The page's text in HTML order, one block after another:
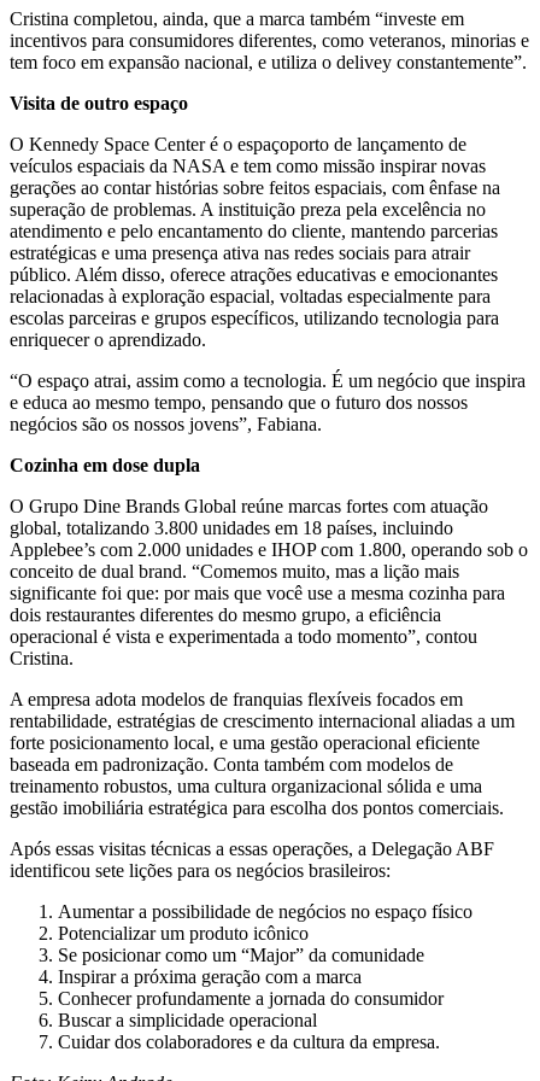
Cristina completou, ainda, que a marca também “investe em
incentivos para consumidores diferentes, como veteranos, minorias e
tem foco em expansão nacional, e utiliza o delivey constantemente”.
Visita de outro espaço
O Kennedy Space Center é o espaçoporto de lançamento de
veículos espaciais da NASA e tem como missão inspirar novas
gerações ao contar histórias sobre feitos espaciais, com ênfase na
superação de problemas. A instituição preza pela excelência no
atendimento e pelo encantamento do cliente, mantendo parcerias
estratégicas e uma presença ativa nas redes sociais para atrair
público. Além disso, oferece atrações educativas e emocionantes
relacionadas à exploração espacial, voltadas especialmente para
escolas parceiras e grupos específicos, utilizando tecnologia para
enriquecer o aprendizado.
“O espaço atrai, assim como a tecnologia. É um negócio que inspira
e educa ao mesmo tempo, pensando que o futuro dos nossos
negócios são os nossos jovens”, Fabiana.
Cozinha em dose dupla
O Grupo Dine Brands Global reúne marcas fortes com atuação
global, totalizando 3.800 unidades em 18 países, incluindo
Applebee’s com 2.000 unidades e IHOP com 1.800, operando sob o
conceito de dual brand. “Comemos muito, mas a lição mais
significante foi que: por mais que você use a mesma cozinha para
dois restaurantes diferentes do mesmo grupo, a eficiência
operacional é vista e experimentada a todo momento”, contou
Cristina.
A empresa adota modelos de franquias flexíveis focados em
rentabilidade, estratégias de crescimento internacional aliadas a um
forte posicionamento local, e uma gestão operacional eficiente
baseada em padronização. Conta também com modelos de
treinamento robustos, uma cultura organizacional sólida e uma
gestão imobiliária estratégica para escolha dos pontos comerciais.
Após essas visitas técnicas a essas operações, a Delegação ABF
identificou sete lições para os negócios brasileiros:
Aumentar a possibilidade de negócios no espaço físico
Potencializar um produto icônico
Se posicionar como um “Major” da comunidade
Inspirar a próxima geração com a marca
Conhecer profundamente a jornada do consumidor
Buscar a simplicidade operacional
Cuidar dos colaboradores e da cultura da empresa.